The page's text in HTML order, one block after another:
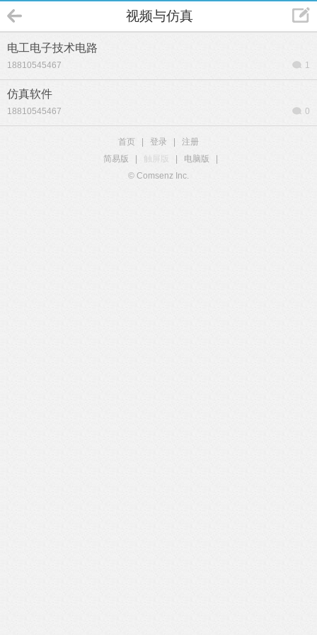
视频与仿真
电工电子技术电路
18810545467 1
仿真软件
18810545467 0
首页 登录
注册
简易版
触屏版 电脑版
© Comsenz Inc.